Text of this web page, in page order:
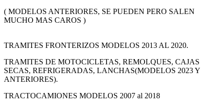
( MODELOS ANTERIORES, SE PUEDEN PERO SALEN
MUCHO MAS CAROS )
TRAMITES FRONTERIZOS MODELOS 2013 AL 2020.
TRAMITES DE MOTOCICLETAS, REMOLQUES, CAJAS
SECAS, REFRIGERADAS, LANCHAS(MODELOS 2023 Y
ANTERIORES).
TRACTOCAMIONES MODELOS 2007 al 2018